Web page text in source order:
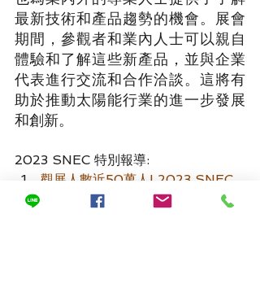
最新技術和產品趨勢的機會。展會
期間，參觀者和業內人士可以親自
體驗和了解這些新產品，並與企業
代表進行交流和合作洽談。這將有
助於推動太陽能行業的進一步發展
和創新。
2023 SNEC 特別報導:
觀展人數近50萬人! 2023 SNEC
上海太陽能展盛況空前